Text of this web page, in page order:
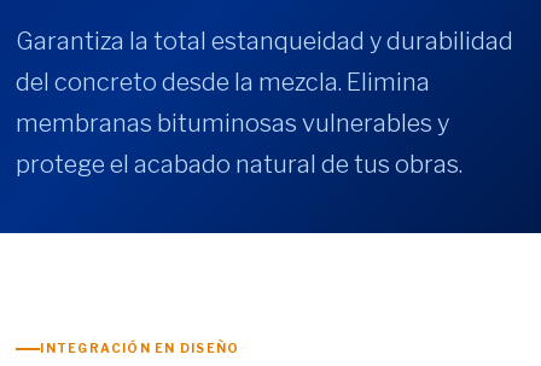
Garantiza la total estanqueidad y durabilidad
del concreto desde la mezcla. Elimina
membranas bituminosas vulnerables y
protege el acabado natural de tus obras.
INTEGRACIÓN EN DISEÑO